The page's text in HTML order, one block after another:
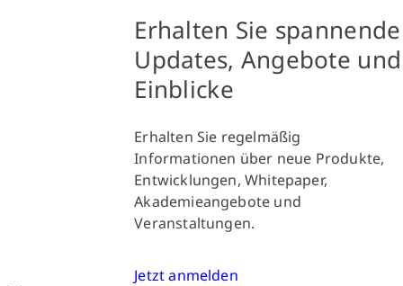
Erhalten Sie spannende
Updates, Angebote und
Einblicke
Erhalten Sie regelmäßig
Informationen über neue Produkte,
Entwicklungen, Whitepaper,
Akademieangebote und
Veranstaltungen.
Jetzt anmelden